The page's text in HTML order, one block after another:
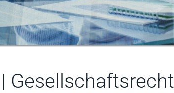
Gesellschaftsrecht